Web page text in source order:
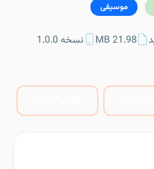
موسیقی
21.98 MB نسخه 1.0.0